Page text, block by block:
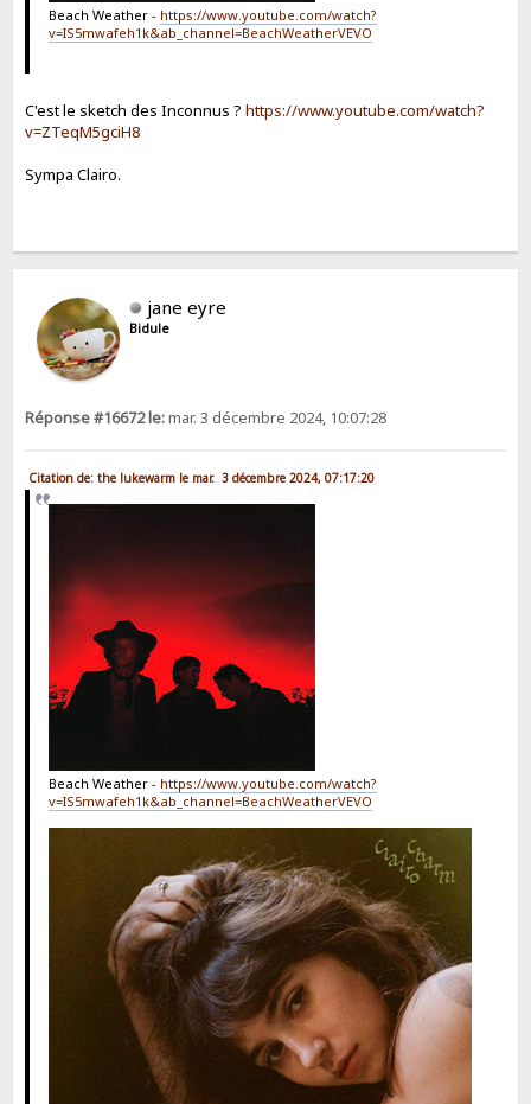
Beach Weather - https://www.youtube.com/watch?
v=IS5mwafeh1k&ab_channel=BeachWeatherVEVO
C'est le sketch des Inconnus ?https://www.youtube.com/watch?
v=ZTeqM5gciH8
Sympa Clairo.
jane eyre
Bidule
Réponse #16672 le:mar. 3 décembre 2024, 10:07:28
Citation de: the lukewarm le mar. 3 décembre 2024, 07:17:20
Beach Weather - https://www.youtube.com/watch?
v=IS5mwafeh1k&ab_channel=BeachWeatherVEVO